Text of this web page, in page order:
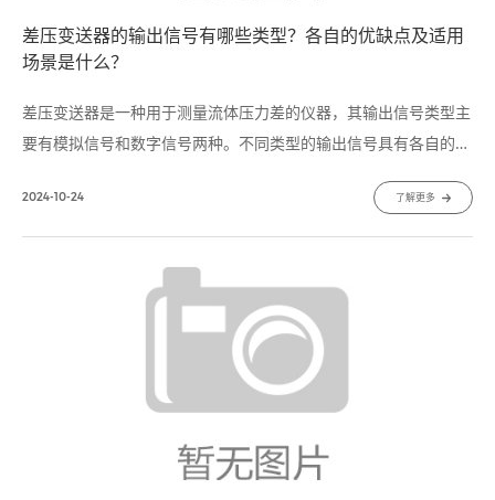
差压变送器的输出信号有哪些类型？各自的优缺点及适用
场景是什么？
差压变送器是一种用于测量流体压力差的仪器，其输出信号类型主
要有模拟信号和数字信号两种。不同类型的输出信号具有各自的特
定合适的输出信号类型。
2024-10-24 了解更多